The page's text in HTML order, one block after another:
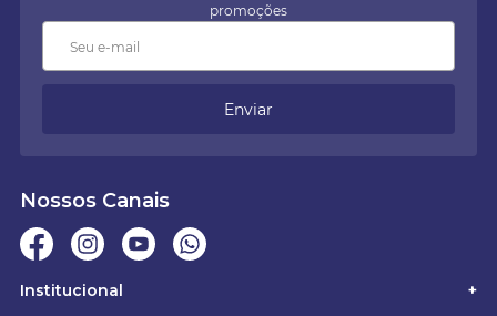
promoções
Enviar
Nossos Canais
Institucional +